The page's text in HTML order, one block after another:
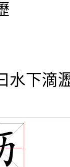
水下滴